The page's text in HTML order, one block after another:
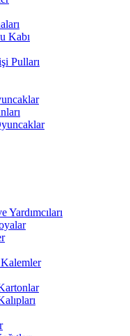
Kabı
Pulları